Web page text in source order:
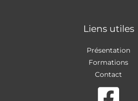
Liens utiles
Présentation
Formations
Contact